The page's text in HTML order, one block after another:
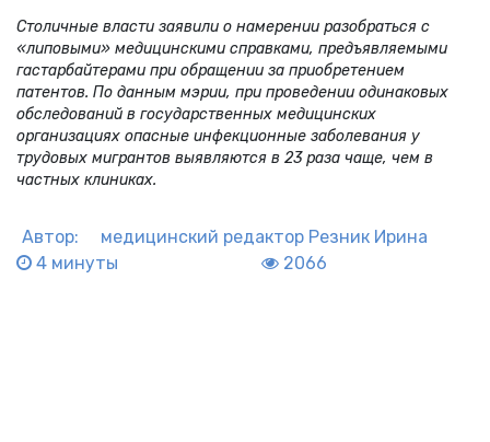
Столичные власти заявили о намерении разобраться с
«липовыми» медицинскими справками, предъявляемыми
гастарбайтерами при обращении за приобретением
патентов. По данным мэрии, при проведении одинаковых
обследований в государственных медицинских
организациях опасные инфекционные заболевания у
трудовых мигрантов выявляются в 23 раза чаще, чем в
частных клиниках.
Автор: медицинский редактор Резник Ирина
4 минуты
2066